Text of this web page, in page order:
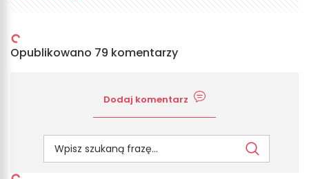
Opublikowano 79 komentarzy
Dodaj komentarz